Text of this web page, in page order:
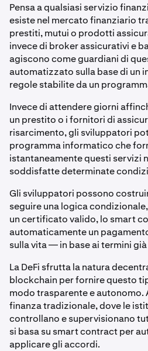
Pensa a qualsiasi servizio
esiste nel mercato finanziario
prestiti, mutui o prodotti
invece di broker assicurativi e
agiscono come guardiani di
automatizzato sulla base di un
regole stabilite da un
Invece di attendere giorni
un prestito o i fornitori di
risarcimento, gli sviluppatori
programma informatico che
istantaneamente questi servizi
soddisfatte determinate
Gli sviluppatori possono
seguire una logica
un certificato valido, lo smart
automaticamente un
sulla vita — in base ai termini
La DeFi sfrutta la natura
blockchain per fornire questo
modo trasparente e autonomo.
finanza tradizionale, dove le
controllano e supervisionano
si basa su smart contract per
applicare gli accordi.